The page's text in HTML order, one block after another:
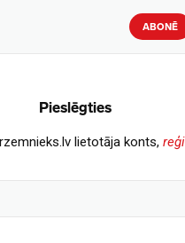
ABONĒ
Pieslēgties
lietotāja konts,